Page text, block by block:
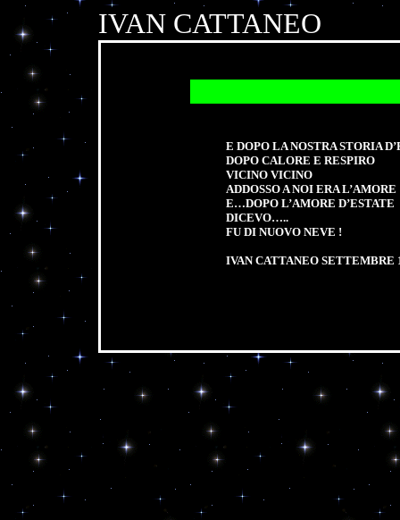
IVAN CATTANEO
E DOPO LA NOSTRA STORIA
DOPO CALORE E RESPIRO
VICINO VICINO
ADDOSSO A NOI ERA L’AMORE
E…DOPO L’AMORE D’ESTATE
DICEVO…..
FU DI NUOVO NEVE !
IVAN CATTANEO SETTEMBRE